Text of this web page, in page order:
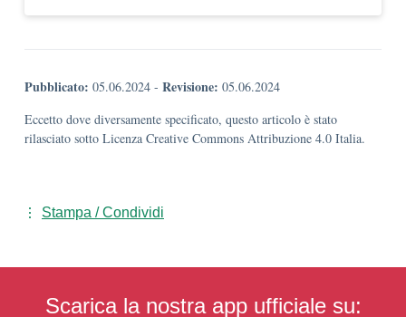
Pubblicato: 05.06.2024 - Revisione: 05.06.2024
Eccetto dove diversamente specificato, questo articolo è stato
rilasciato sotto Licenza Creative Commons Attribuzione 4.0 Italia.
Stampa / Condividi
Scarica la nostra app ufficiale su: